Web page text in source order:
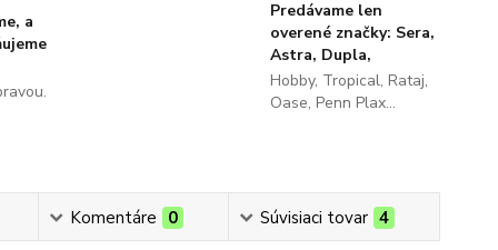
a
Predávame len
overené značky: Sera,
Astra, Dupla,
Hobby, Tropical, Rataj,
Oase, Penn Plax...
Komentáre 0 Súvisiaci tovar 4